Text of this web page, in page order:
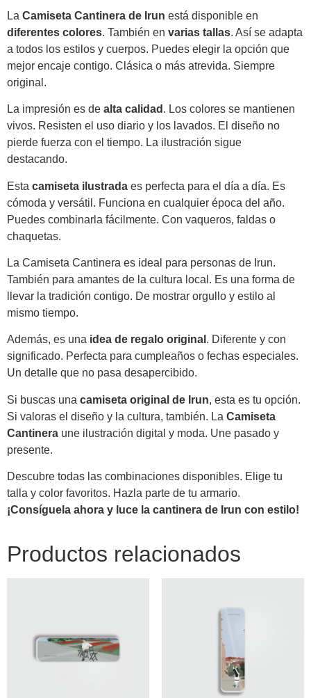
La Camiseta Cantinera de Irun está disponible en
diferentes colores. También en varias tallas. Así se adapta
a todos los estilos y cuerpos. Puedes elegir la opción que
mejor encaje contigo. Clásica o más atrevida. Siempre
original.
La impresión es de alta calidad . Los colores se mantienen
vivos. Resisten el uso diario y los lavados. El diseño no
pierde fuerza con el tiempo. La ilustración sigue
destacando.
Esta camiseta ilustrada es perfecta para el día a día. Es
cómoda y versátil. Funciona en cualquier época del año.
Puedes combinarla fácilmente. Con vaqueros, faldas o
chaquetas.
La Camiseta Cantinera es ideal para personas de Irun.
También para amantes de la cultura local. Es una forma de
llevar la tradición contigo. De mostrar orgullo y estilo al
mismo tiempo.
Además, es una idea de regalo original . Diferente y con
significado. Perfecta para cumpleaños o fechas especiales.
Un detalle que no pasa desapercibido.
Si buscas una camiseta original de Irun, esta es tu opción.
Si valoras el diseño y la cultura, también. La Camiseta
Cantinera une ilustración digital y moda. Une pasado y
presente.
Descubre todas las combinaciones disponibles. Elige tu
talla y color favoritos. Hazla parte de tu armario.
¡Consíguela ahora y luce la cantinera de Irun con estilo!
Productos relacionados